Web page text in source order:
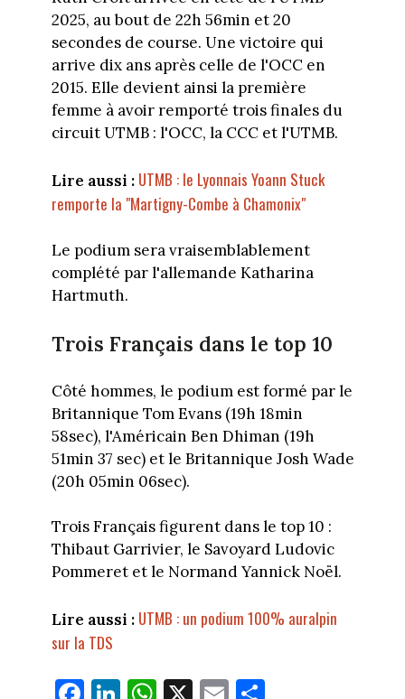
2025, au bout de 22h 56min et 20
secondes de course. Une victoire qui
arrive dix ans après celle de l'OCC en
2015. Elle devient ainsi la première
femme à avoir remporté trois finales du
circuit UTMB : l'OCC, la CCC et l'UTMB.
Lire aussi : UTMB : le Lyonnais Yoann Stuck
remporte la "Martigny-Combe à Chamonix"
Le podium sera vraisemblablement
complété par l'allemande Katharina
Hartmuth.
Trois Français dans le top 10
Côté hommes, le podium est formé par le
Britannique Tom Evans (19h 18min
58sec), l'Américain Ben Dhiman (19h
51min 37 sec) et le Britannique Josh Wade
(20h 05min 06sec).
Trois Français figurent dans le top 10 :
Thibaut Garrivier, le Savoyard Ludovic
Pommeret et le Normand Yannick Noël.
Lire aussi : UTMB : un podium 100% auralpin
sur la TDS